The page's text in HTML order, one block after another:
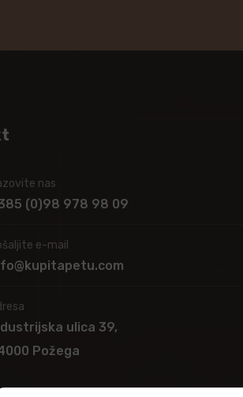
nas
(0)98 978 98 09
e-mail
ulica 39,
Požega